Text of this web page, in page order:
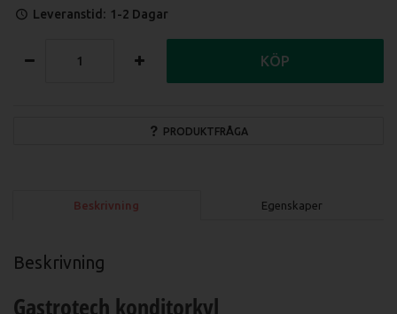
Leveranstid: 1-2 Dagar
PRODUKTFRÅGA
KÖP
Beskrivning Egenskaper
Beskrivning
Gastrotech konditorkyl